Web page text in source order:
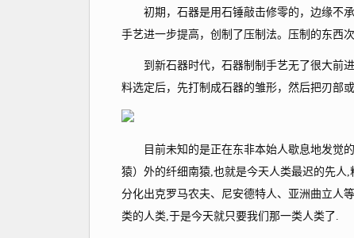
初期，石器是用石锤敲击修零的，边缘不承
手艺进一步提高，创制了压制法。压制的东西
到新石器时代，石器制制手艺无了很大前进
料选定后，先打制成石器的雏形，然后把刃部
目前未知的是正在东非本始人歇息地发觉的
猿）外的纤细南猿,也就是今天人类最迟的先人
分化出克罗马农夫、尼安德特人、亚洲曲立人
类的人类,于是今天就只要我们那一类人类了.